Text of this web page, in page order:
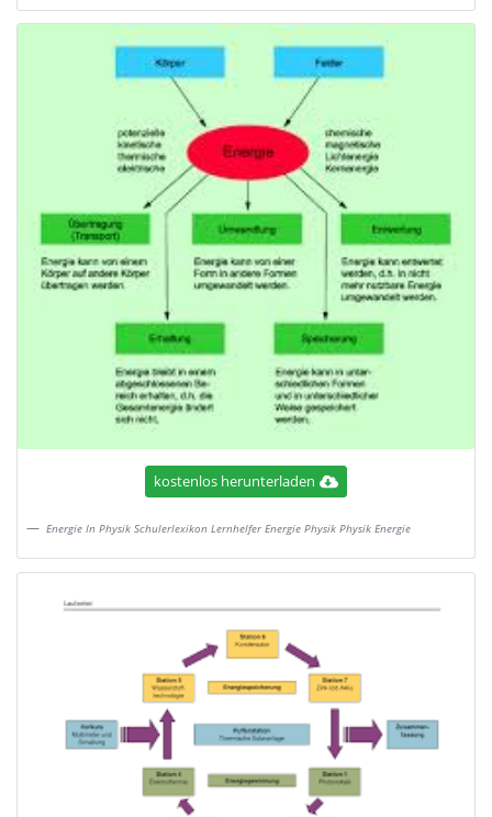
kostenlos herunterladen
Energie In Physik Schulerlexikon Lernhelfer Energie Physik Physik Energie